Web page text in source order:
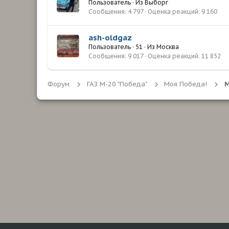
Пользователь · Из Выборг
Сообщения 4 797 Оценка реакций 9 160
ash-oldgaz
Пользователь · 51 · Из Москва
Сообщения 9 017 Оценка реакций 11 852
Форум ГАЗ М-20 "Победа" Моя Победа!